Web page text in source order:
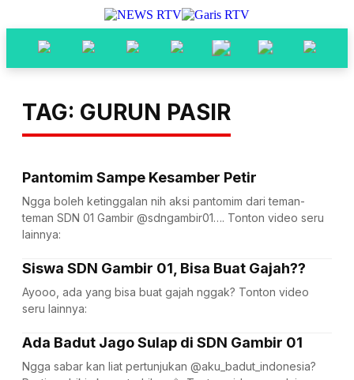
TAG: GURUN PASIR
Pantomim Sampe Kesamber Petir
Ngga boleh ketinggalan nih aksi pantomim dari teman-
teman SDN 01 Gambir @sdngambir01…. Tonton video seru
lainnya:
Siswa SDN Gambir 01, Bisa Buat Gajah??
Ayooo, ada yang bisa buat gajah nggak? Tonton video
seru lainnya:
Ada Badut Jago Sulap di SDN Gambir 01
Ngga sabar kan liat pertunjukan @aku_badut_indonesia?